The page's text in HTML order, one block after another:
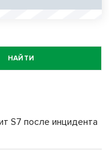
НАЙТИ
S7 после инцидента